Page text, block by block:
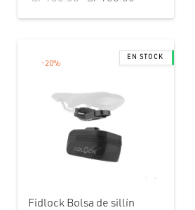
S/ 180.00.
-20%
Fidlock Bolsa de sillín